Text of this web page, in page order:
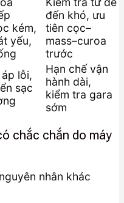
kém,
yếu,
đến khó, ưu
tiên cọc–
mass–curoa
trước
lỗi,
sạc
Hạn chế vận
hành dài,
kiểm tra gara
sớm
chắc chắn do máy
nhân khác